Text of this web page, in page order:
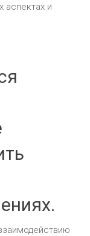
аспектах и